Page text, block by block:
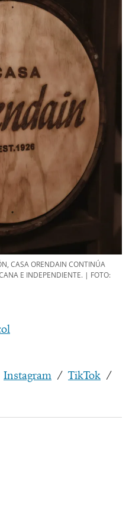
CASA ORENDAIN CONTINÚA
E INDEPENDIENTE. | FOTO:
Instagram / TikTok /